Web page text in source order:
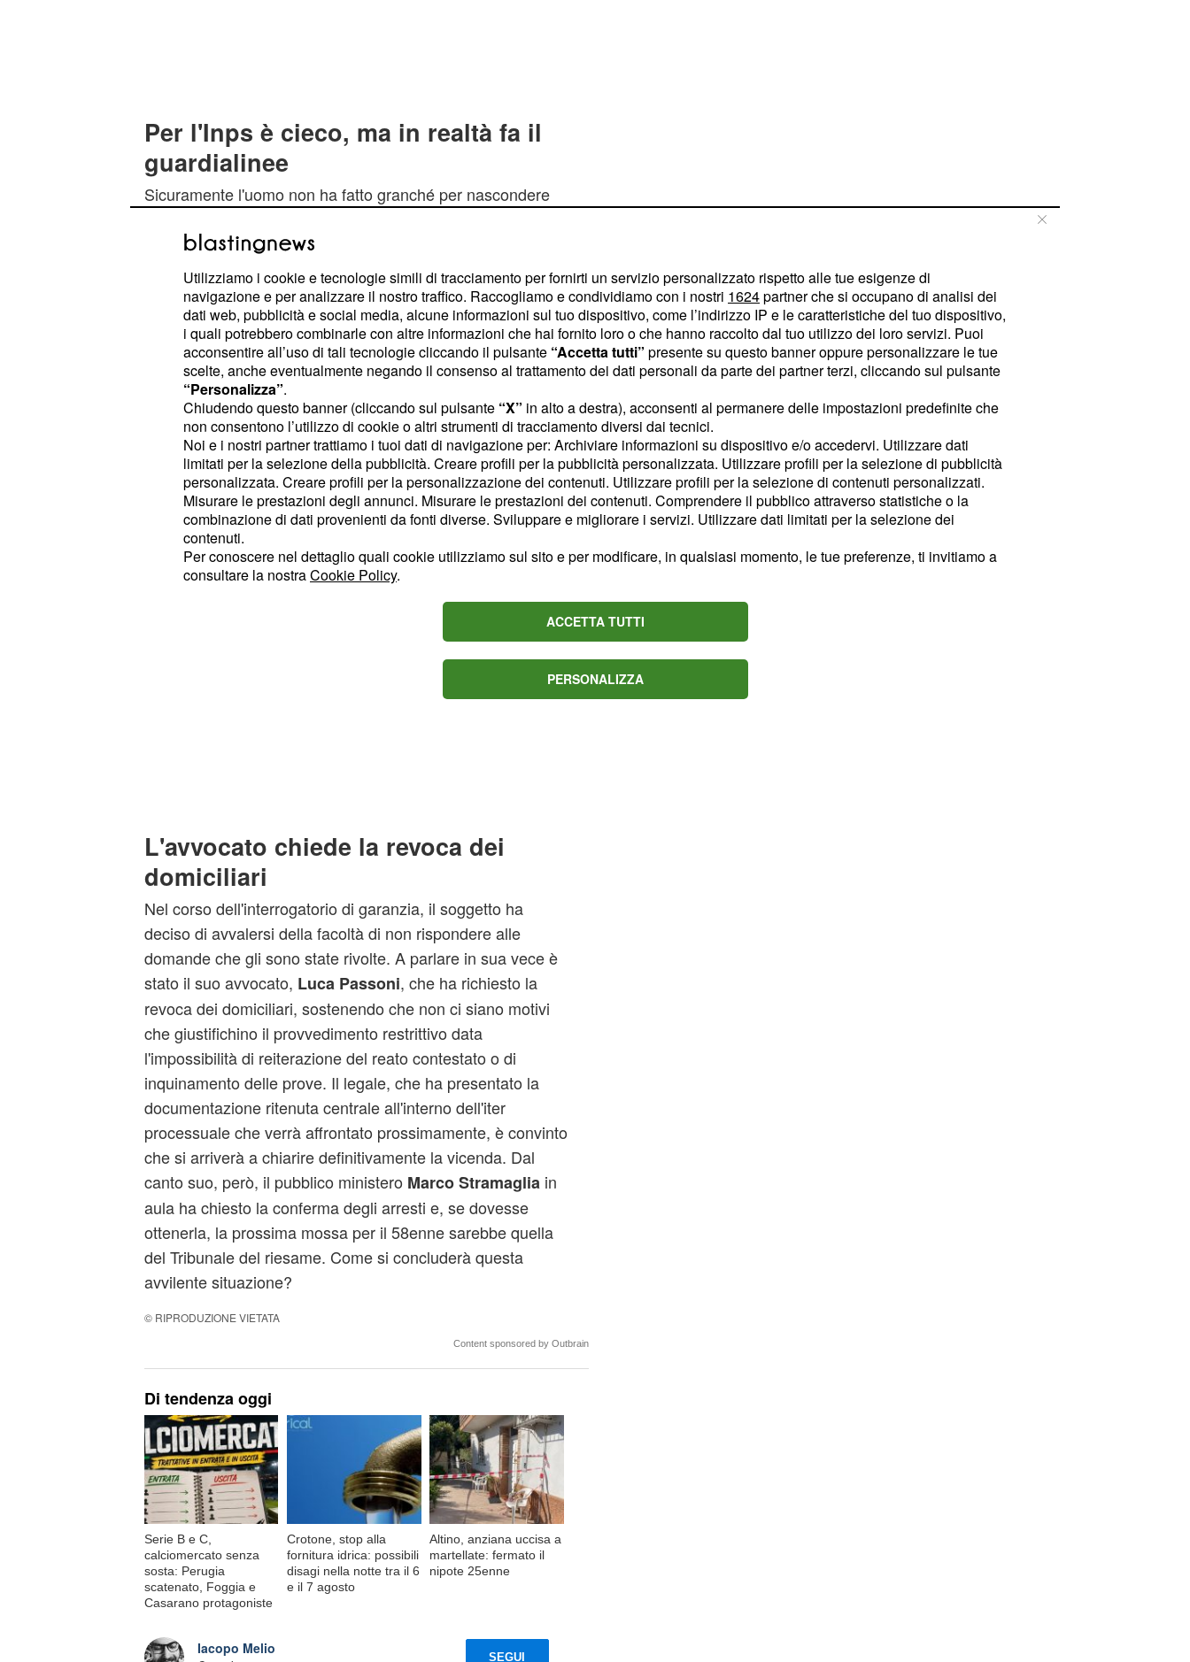
Per l'Inps è cieco, ma in realtà fa il
guardialinee
Sicuramente l'uomo non ha fatto granché per nascondere
infatti, è stato sorpreso alle prese con attività quali fare la
spesa e leggere dei documenti senza alcun tipo di aiuto, ma
addirittura è stato beccato mentre svolgeva per hobby il
guardalinee in alcune partite dilettantistiche. I carabinieri
ternani incaricati di seguire le indagini hanno dichiarato
come il finto non vedente sia stato individuato mentre
segnalava in modo del tutto corretto la fuoriuscita del
pallone dalla linea laterale e si muoveva tranquillamente
attraverso il campo senza supporti tecnici, il che ha
dimostrato palesemente come dal 2008 ad oggi abbia
simulato una condizione inesistente.
L'avvocato chiede la revoca dei
domiciliari
Nel corso dell'interrogatorio di garanzia, il soggetto ha
deciso di avvalersi della facoltà di non rispondere alle
domande che gli sono state rivolte. A parlare in sua vece è
stato il suo avvocato, Luca Passoni, che ha richiesto la
revoca dei domiciliari, sostenendo che non ci siano motivi
che giustifichino il provvedimento restrittivo data
l'impossibilità di reiterazione del reato contestato o di
inquinamento delle prove. Il legale, che ha presentato la
documentazione ritenuta centrale all'interno dell'iter
processuale che verrà affrontato prossimamente, è convinto
che si arriverà a chiarire definitivamente la vicenda. Dal
canto suo, però, il pubblico ministero Marco Stramaglia in
aula ha chiesto la conferma degli arresti e, se dovesse
ottenerla, la prossima mossa per il 58enne sarebbe quella
del Tribunale del riesame. Come si concluderà questa
avvilente situazione?
© RIPRODUZIONE VIETATA
Content sponsored by Outbrain
Di tendenza oggi
Serie B e C,
calciomercato senza
sosta: Perugia
scatenato, Foggia e
Casarano protagoniste
Crotone, stop alla
fornitura idrica: possibili
disagi nella notte tra il 6
e il 7 agosto
Altino, anziana uccisa a
martellate: fermato il
nipote 25enne
Iacopo Melio
SEGUI
Utilizziamo i cookie e tecnologie simili di tracciamento per fornirti un servizio personalizzato rispetto alle tue esigenze di
navigazione e per analizzare il nostro traffico. Raccogliamo e condividiamo con i nostri 1624partner che si occupano di analisi dei
dati web, pubblicità e social media, alcune informazioni sul tuo dispositivo, come l’indirizzo IP e le caratteristiche del tuo dispositivo,
i quali potrebbero combinarle con altre informazioni che hai fornito loro o che hanno raccolto dal tuo utilizzo dei loro servizi. Puoi
acconsentire all’uso di tali tecnologie cliccando il pulsante “Accetta tutti” presente su questo banner oppure personalizzare le tue
scelte, anche eventualmente negando il consenso al trattamento dei dati personali da parte dei partner terzi, cliccando sul pulsante
“Personalizza”.
Chiudendo questo banner (cliccando sul pulsante “X” in alto a destra), acconsenti al permanere delle impostazioni predefinite che
non consentono l’utilizzo di cookie o altri strumenti di tracciamento diversi dai tecnici.
Noi e i nostri partner trattiamo i tuoi dati di navigazione per: Archiviare informazioni su dispositivo e/o accedervi. Utilizzare dati
limitati per la selezione della pubblicità. Creare profili per la pubblicità personalizzata. Utilizzare profili per la selezione di pubblicità
personalizzata. Creare profili per la personalizzazione dei contenuti. Utilizzare profili per la selezione di contenuti personalizzati.
Misurare le prestazioni degli annunci. Misurare le prestazioni dei contenuti. Comprendere il pubblico attraverso statistiche o la
combinazione di dati provenienti da fonti diverse. Sviluppare e migliorare i servizi. Utilizzare dati limitati per la selezione dei
contenuti.
Per conoscere nel dettaglio quali cookie utilizziamo sul sito e per modificare, in qualsiasi momento, le tue preferenze, ti invitiamo a
consultare la nostraCookie Policy.
ACCETTA TUTTI
PERSONALIZZA